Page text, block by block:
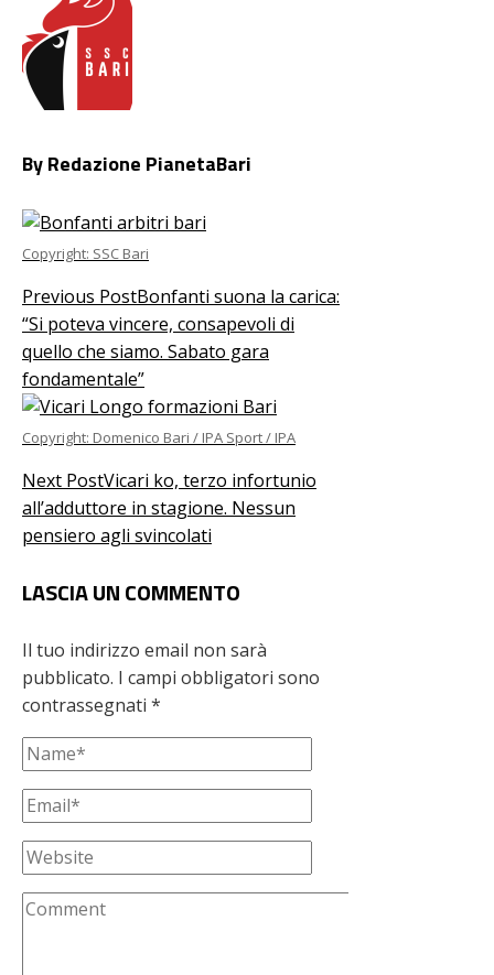
Facebook
Twitter
LinkedIn
Pinterest
Stumbleupon
Email
By Redazione PianetaBari
Copyright: SSC Bari
Previous PostBonfanti suona la carica:
“Si poteva vincere, consapevoli di
quello che siamo. Sabato gara
fondamentale”
Copyright: Domenico Bari / IPA Sport / IPA
Next PostVicari ko, terzo infortunio
all’adduttore in stagione. Nessun
pensiero agli svincolati
LASCIA UN COMMENTO
Il tuo indirizzo email non sarà
pubblicato. I campi obbligatori sono
contrassegnati *